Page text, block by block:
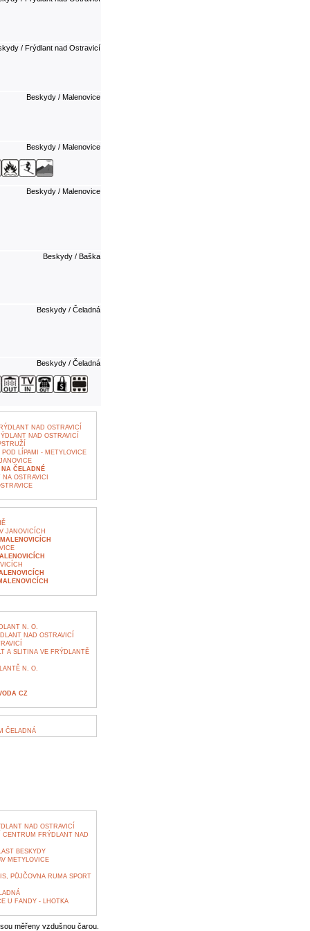
/ Frýdlant nad Ostravicí
Beskydy / Malenovice
Beskydy / Malenovice
Beskydy / Malenovice
Beskydy / Baška
Beskydy / Čeladná
Beskydy / Čeladná
NAD OSTRAVICÍ
NAD OSTRAVICÍ
LÍPAMI - METYLOVICE
NA ČELADNÉ
OSTRAVICI
JANOVICÍCH
N. O.
NAD OSTRAVICÍ
A SLITINA VE FRÝDLANTĚ
N. O.
CZ
ČELADNÁ
NAD OSTRAVICÍ
FRÝDLANT NAD
BESKYDY
METYLOVICE
PŮJČOVNA RUMA SPORT
U FANDY - LHOTKA
měřeny vzdušnou čarou.